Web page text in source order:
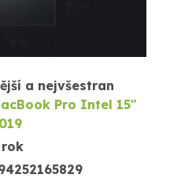
a nejvšestran
Pro Intel 15"
rok